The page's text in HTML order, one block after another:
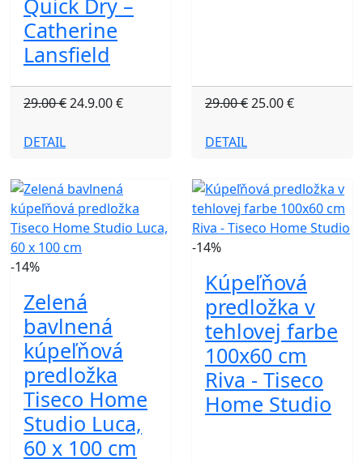
Quick Dry –
Catherine
Lansfield
29.00 €24.9.00 €
DETAIL
29.00 €25.00 €
DETAIL
-14%
Zelená
bavlnená
kúpeľňová
predložka
Tiseco Home
Studio Luca,
60 x 100 cm
-14%
Kúpeľňová
predložka v
tehlovej farbe
100x60 cm
Riva - Tiseco
Home Studio